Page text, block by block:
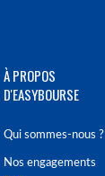
À PROPOS
D'EASYBOURSE
Qui sommes-nous ?
Nos engagements